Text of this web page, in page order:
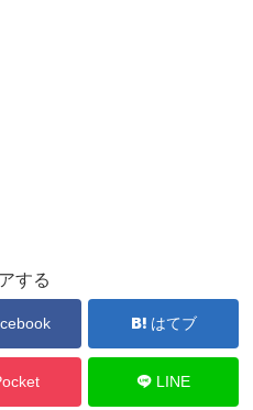
する
はてブ
LINE